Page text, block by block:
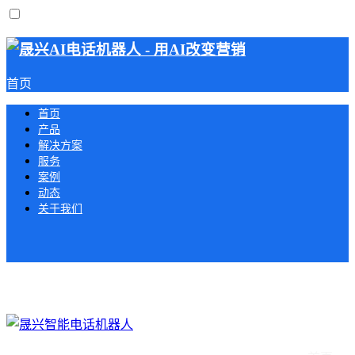
首页
首页
产品
解决方案
服务
案例
动态
关于我们